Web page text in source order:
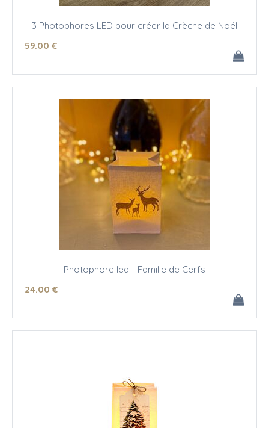
3 Photophores LED pour créer la Crèche de Noël
59.00 €
Photophore led - Famille de Cerfs
24.00 €